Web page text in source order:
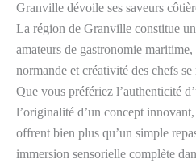
Granville dévoile ses saveurs
La région de Granville constitue
amateurs de gastronomie
normande et créativité des chefs
Que vous préfériez l’authenticité
l’originalité d’un concept
offrent bien plus qu’un simple
immersion sensorielle complète